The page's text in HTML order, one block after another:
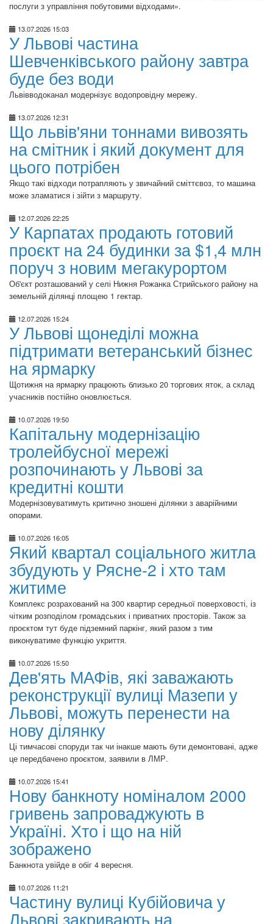
послуги з управління побутовими відходами».
13.07.2026 15:03
У Львові частина
Шевченківського району завтра
буде без води
Львівводоканал модернізує водопровідну мережу.
13.07.2026 12:31
Що львів'яни тоннами вивозять
на смітник і який документ для
цього потрібен
Якщо такі відходи потрапляють у звичайний сміттєвоз, то машина
може зламатися і зійти з маршруту.
12.07.2026 22:25
У Карпатах продають готовий
проєкт на 24 будинки за $1,4 млн
поруч з новим мегакурортом
Об'єкт розташований у селі Нижня Рожанка Стрийського району на
земельній ділянці площею 1 гектар.
12.07.2026 15:24
У Львові щонеділі можна
підтримати ветеранський бізнес
на ярмарку
Щотижня на ярмарку працюють близько 20 торгових яток, а склад
учасників постійно оновлюється.
10.07.2026 19:50
Капітальну модернізацію
тролейбусної мережі
розпочинають у Львові за
кредитні кошти
Модернізовуватимуть критично зношені ділянки з аварійними
опорами.
10.07.2026 16:05
Який квартал соціального житла
збудують у Рясне-2 і хто там
житиме
Комплекс розрахований на 300 квартир середньої поверховості, із
чітким розподілом громадських і приватних просторів. Також за
проєктом тут буде підземний паркінг, який разом з тим
виконуватиме функцію укриття.
10.07.2026 15:50
Дев'ять МАФів, які заважають
реконструкції вулиці Мазепи у
Львові, можуть перенести на
нову ділянку
Ці тимчасові споруди так чи інакше мають бути демонтовані, адже
це передбачено проєктом, заявили в ЛМР.
10.07.2026 15:41
Нову банкноту номіналом 2000
гривень запроваджують в
Україні. Хто і що на ній
зображено
Банкнота увійде в обіг 4 вересня.
10.07.2026 11:21
Частину вулиці Кубійовича у
Львові закривають на